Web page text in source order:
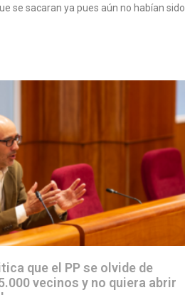
se sacaran ya pues aún no habían sido
que el PP se olvide de
vecinos y no quiera abrir